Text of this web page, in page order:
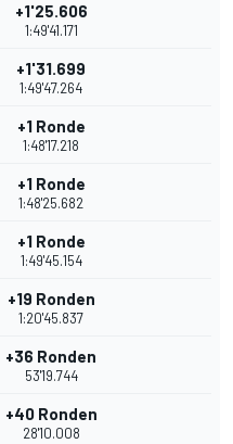
+1'25.606
1:49'41.171
+1'31.699
1:49'47.264
+1 Ronde
1:48'17.218
+1 Ronde
1:48'25.682
+1 Ronde
1:49'45.154
+19 Ronden
1:20'45.837
+36 Ronden
53'19.744
+40 Ronden
28'10.008